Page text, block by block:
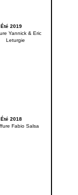
Été 2019
Été 2018